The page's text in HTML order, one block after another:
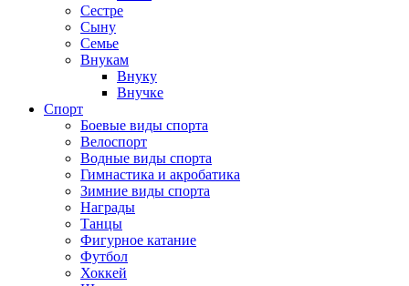
Сестре
Сыну
Семье
Внукам
Внуку
Внучке
Спорт
Боевые виды спорта
Велоспорт
Водные виды спорта
Гимнастика и акробатика
Зимние виды спорта
Награды
Танцы
Фигурное катание
Футбол
Хоккей